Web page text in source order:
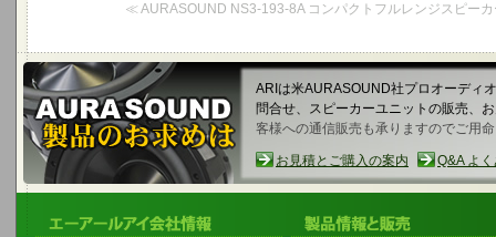
≪ AURASOUND NS3-193-8A コンパクトフルレンジスピー
ARIは米AURASOUND社プロオーディ
問合せ、スピーカーユニットの販売、
客様への通信販売も承りますのでご用
お見積とご購入の案内 Q&A よ